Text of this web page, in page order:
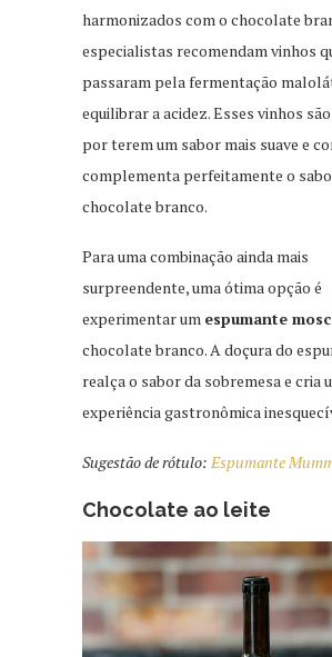
harmonizados com o chocolate
especialistas recomendam vinhos
passaram pela fermentação
equilibrar a acidez. Esses vinhos
por terem um sabor mais suave e
complementa perfeitamente o
chocolate branco.
Para uma combinação ainda mais
surpreendente, uma ótima opção é
experimentar um espumante
chocolate branco. A doçura do
realça o sabor da sobremesa e cria
experiência gastronômica
Sugestão de rótulo: Espumante
Chocolate ao leite